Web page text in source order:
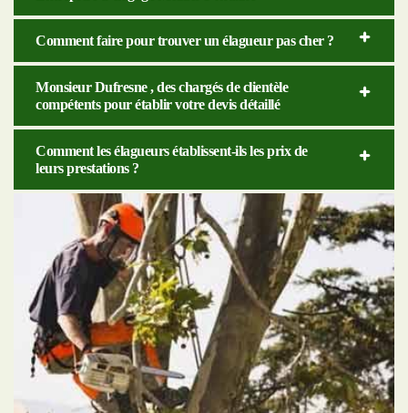
Comment faire pour trouver un élagueur pas cher ?
Monsieur Dufresne , des chargés de clientèle
compétents pour établir votre devis détaillé
Comment les élagueurs établissent-ils les prix de
leurs prestations ?